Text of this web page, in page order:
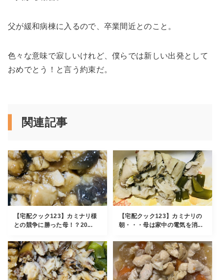
父が緩和病棟に入るので、卒業間近とのこと。
色々な意味で寂しいけれど、僕らでは新しい出発として
おめでとう！と言う約束だ。
関連記事
【宅配クック123】カミナリ様
との競争に勝った母！？20...
【宅配クック123】カミナリの
朝・・・母は家中の電気を消...